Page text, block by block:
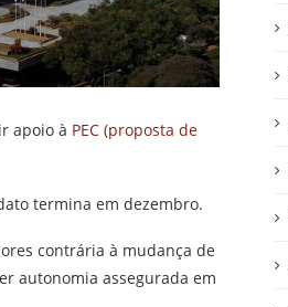
apoio à PEC (proposta de
termina em dezembro.
contrária à mudança de
autonomia assegurada em